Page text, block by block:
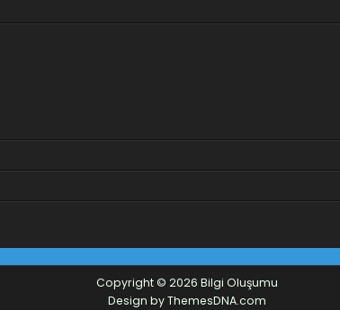
Copyright © 2026 Bilgi Oluşumu
Design by ThemesDNA.com